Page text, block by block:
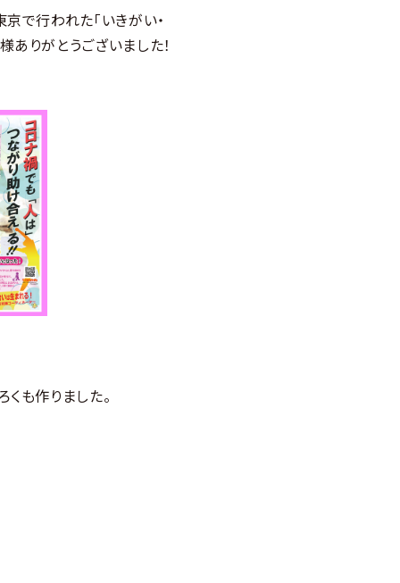
で行われた「いきがい・
ありがとうございました！
も作りました。